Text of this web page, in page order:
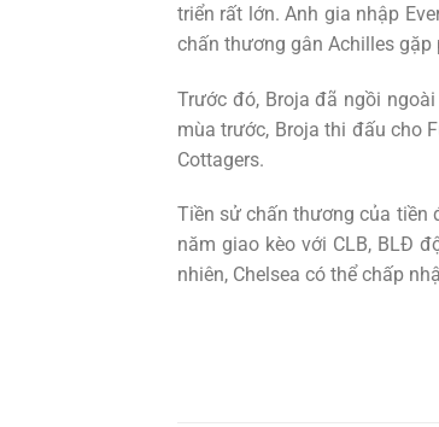
triển rất lớn. Anh gia nhập
chấn thương gân Achilles
Trước đó, Broja đã ngồi
mùa trước, Broja thi đấu cho
Cottagers.
Tiền sử chấn thương của tiền
năm giao kèo với CLB, BLĐ
nhiên, Chelsea có thể chấp